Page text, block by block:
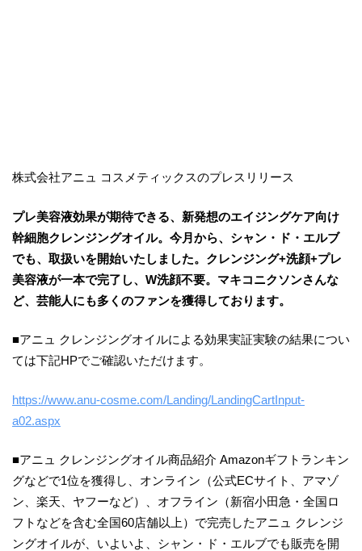
株式会社アニュ コスメティックスのプレスリリース
プレ美容液効果が期待できる、新発想のエイジングケア向け
幹細胞クレンジングオイル。今月から、シャン・ド・エルブ
でも、取扱いを開始いたしました。クレンジング+洗顔+プレ
美容液が一本で完了し、W洗顔不要。マキコニクソンさんな
ど、芸能人にも多くのファンを獲得しております。
■アニュ クレンジングオイルによる効果実証実験の結果につい
ては下記HPでご確認いただけます。
https://www.anu-cosme.com/Landing/LandingCartInput-
a02.aspx
■アニュ クレンジングオイル商品紹介 Amazonギフトランキン
グなどで1位を獲得し、オンライン（公式ECサイト、アマゾ
ン、楽天、ヤフーなど）、オフライン（新宿小田急・全国ロ
フトなどを含む全国60店舗以上）で完売したアニュ クレンジ
ングオイルが、いよいよ、シャン・ド・エルブでも販売を開